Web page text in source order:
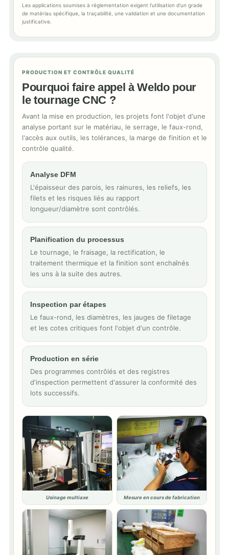
Les applications soumises à réglementation exigent l'utilisation d'un grade
de matériau spécifique, la traçabilité, une validation et une documentation
justificative.
PRODUCTION ET CONTRÔLE QUALITÉ
Pourquoi faire appel à Weldo pour
le tournage CNC ?
Avant la mise en production, les projets font l'objet d'une
analyse portant sur le matériau, le serrage, le faux-rond,
l'accès aux outils, les tolérances, la marge de finition et le
contrôle qualité.
Analyse DFM
L'épaisseur des parois, les rainures, les reliefs, les
filets et les risques liés au rapport
longueur/diamètre sont contrôlés.
Planification du processus
Le tournage, le fraisage, la rectification, le
traitement thermique et la finition sont enchaînés
les uns à la suite des autres.
Inspection par étapes
Le faux-rond, les diamètres, les jauges de filetage
et les cotes critiques font l'objet d'un contrôle.
Production en série
Des programmes contrôlés et des registres
d'inspection permettent d'assurer la conformité des
lots successifs.
Usinage multiaxe Mesure en cours de fabrication